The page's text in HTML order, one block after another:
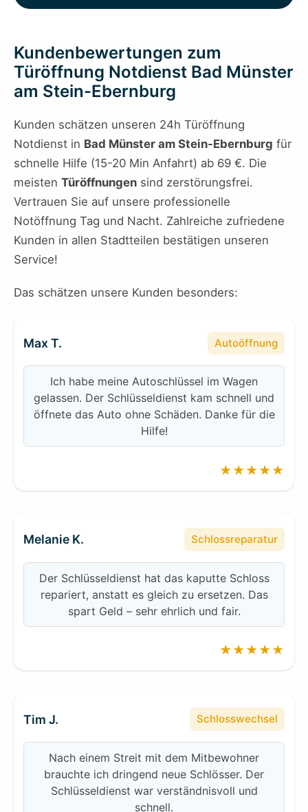
Kundenbewertungen zum
Türöffnung Notdienst Bad Münster
am Stein-Ebernburg
Kunden schätzen unseren 24h Türöffnung
Notdienst in Bad Münster am Stein-Ebernburg für
schnelle Hilfe (15-20 Min Anfahrt) ab 69 €. Die
meisten Türöffnungen sind zerstörungsfrei.
Vertrauen Sie auf unsere professionelle
Notöffnung Tag und Nacht. Zahlreiche zufriedene
Kunden in allen Stadtteilen bestätigen unseren
Service!
Das schätzen unsere Kunden besonders:
Max T. Autoöffnung
Ich habe meine Autoschlüssel im Wagen
gelassen. Der Schlüsseldienst kam schnell und
öffnete das Auto ohne Schäden. Danke für die
Hilfe!
★★★★★
Melanie K. Schlossreparatur
Der Schlüsseldienst hat das kaputte Schloss
repariert, anstatt es gleich zu ersetzen. Das
spart Geld – sehr ehrlich und fair.
★★★★★
Tim J. Schlosswechsel
Nach einem Streit mit dem Mitbewohner
brauchte ich dringend neue Schlösser. Der
Schlüsseldienst war verständnisvoll und
schnell.